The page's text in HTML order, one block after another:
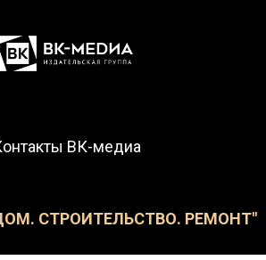
ВК-медиа
СТРОИТЕЛЬСТВО. РЕМОНТ"